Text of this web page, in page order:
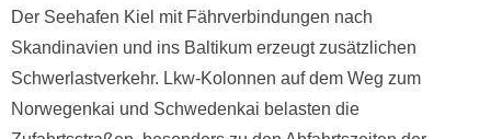
Der Seehafen Kiel mit Fährverbindungen nach
Skandinavien und ins Baltikum erzeugt zusätzlichen
Schwerlastverkehr. Lkw-Kolonnen auf dem Weg zum
Norwegenkai und Schwedenkai belasten die